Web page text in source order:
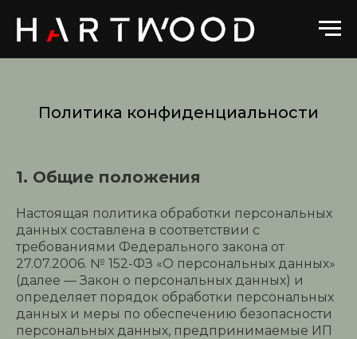
Политика конфиденциальности
1. Общие положения
Настоящая политика обработки персональных
данных составлена в соответствии с
требованиями Федерального закона от
27.07.2006. № 152-ФЗ «О персональных данных»
(далее — Закон о персональных данных) и
определяет порядок обработки персональных
данных и меры по обеспечению безопасности
персональных данных, предпринимаемые ИП